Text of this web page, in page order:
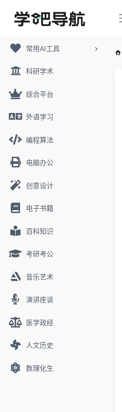
常用AI工具
科研学术
综合平台
外语学习
编程算法
电脑办公
创意设计
电子书籍
百科知识
考研考公
音乐艺术
演讲座谈
医学政经
人文历史
数理化生